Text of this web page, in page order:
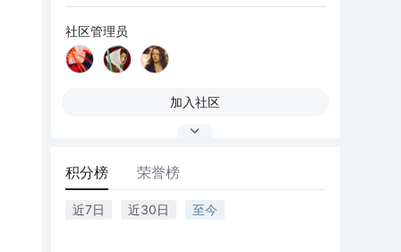
社区管理员
加入社区
积分榜 荣誉榜
近7日 近30日 至今